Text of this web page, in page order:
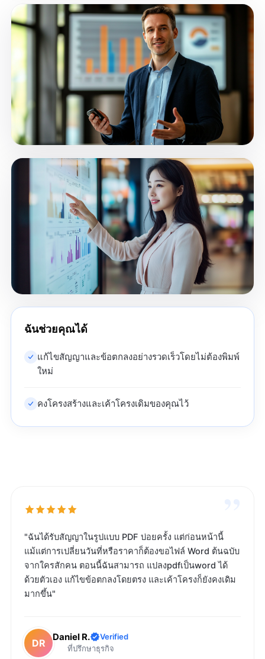
ฉันช่วยคุณได้
แก้ไขสัญญาและข้อตกลงอย่างรวดเร็วโดยไม่ต้องพิมพ์
ใหม่
คงโครงสร้างและเค้าโครงเดิมของคุณไว้
"ฉันได้รับสัญญาในรูปแบบ PDF บ่อยครั้ง แต่ก่อนหน้านี้
แม้แต่การเปลี่ยนวันที่หรือราคาก็ต้องขอไฟล์ Word ต้นฉบับ
จากใครสักคน ตอนนี้ฉันสามารถ แปลงpdfเป็นword ได้
ด้วยตัวเอง แก้ไขข้อตกลงโดยตรง และเค้าโครงก็ยังคงเดิม
มากขึ้น"
DR
Daniel R.
Verified
ที่ปรึกษาธุรกิจ